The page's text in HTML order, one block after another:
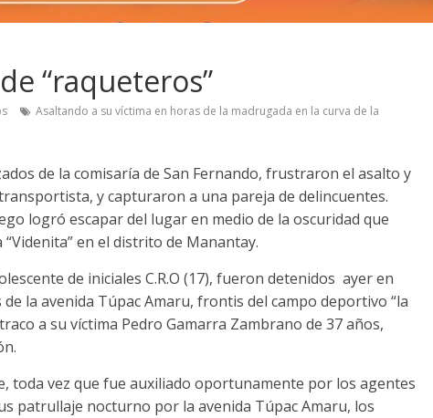
“raqueteros”
Asaltando a su víctima en horas de la madrugada en la curva de la
de la comisaría de San Fernando, frustraron el asalto y
y capturaron a una pareja de delincuentes.
logró escapar del lugar en medio de la oscuridad que
en el distrito de Manantay.
de iniciales C.R.O (17), fueron detenidos ayer en
la avenida Túpac Amaru, frontis del campo deportivo “la
a su víctima Pedro Gamarra Zambrano de 37 años,
toda vez que fue auxiliado oportunamente por los agentes
patrullaje nocturno por la avenida Túpac Amaru, los